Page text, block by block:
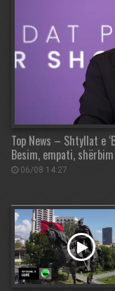
Top News – Shtyllat e
Besim, empati,
06/08 14:27